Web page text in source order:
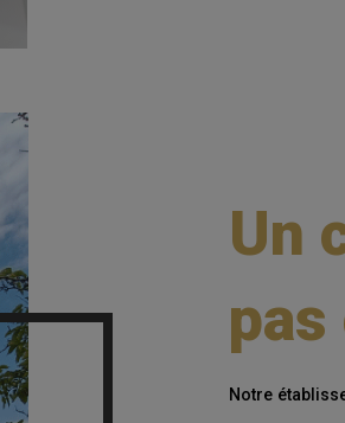
Un
Notre